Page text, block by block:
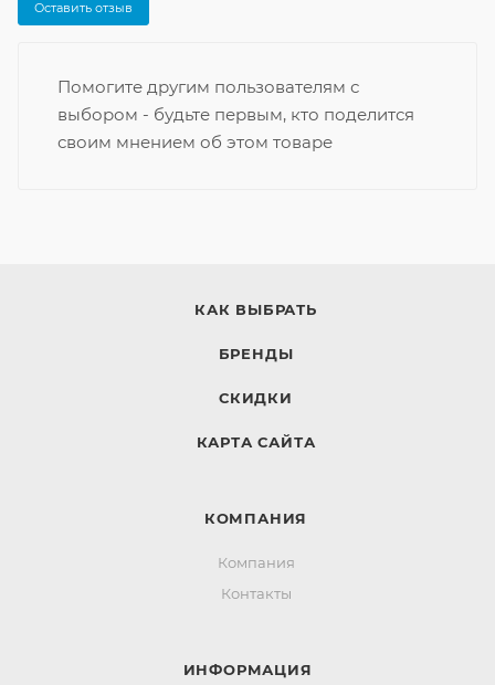
Оставить отзыв
Помогите другим пользователям с
выбором - будьте первым, кто поделится
своим мнением об этом товаре
КАК ВЫБРАТЬ
БРЕНДЫ
СКИДКИ
КАРТА САЙТА
КОМПАНИЯ
Компания
Контакты
ИНФОРМАЦИЯ